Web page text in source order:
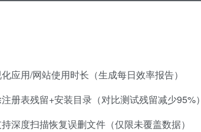
应用/网站使用时长（生成每日效率报告）
注册表残留+安装目录（对比测试残留减少95%）
持深度扫描恢复误删文件（仅限未覆盖数据）